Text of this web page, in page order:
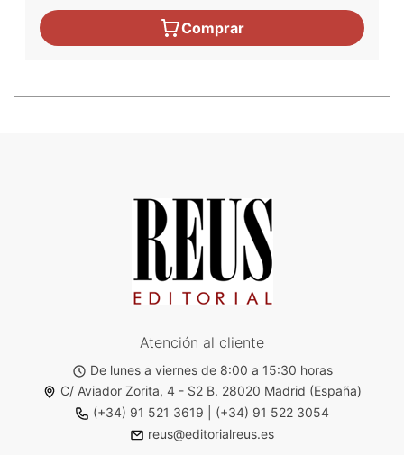
Comprar
Atención al cliente
De lunes a viernes de 8:00 a 15:30 horas
C/ Aviador Zorita, 4 - S2 B. 28020 Madrid (España)
(+34) 91 521 3619
(+34) 91 522 3054
reus@editorialreus.es